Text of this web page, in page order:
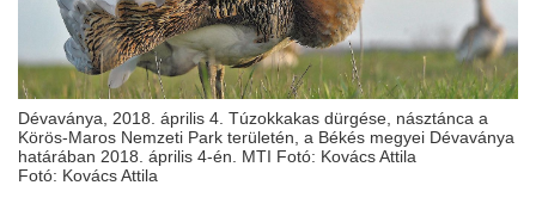
Dévaványa, 2018. április 4. Túzokkakas dürgése, násztánca a
Körös-Maros Nemzeti Park területén, a Békés megyei Dévaványa
határában 2018. április 4-én. MTI Fotó: Kovács Attila
Fotó: Kovács Attila